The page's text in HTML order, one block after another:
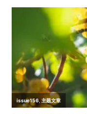
o
k
A
p
p